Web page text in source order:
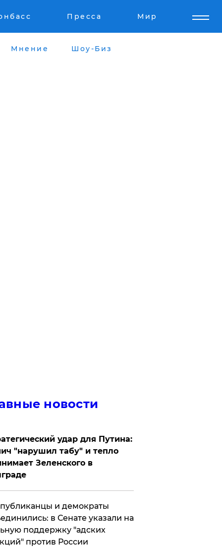
Пресса Мир
Мнение Шоу-Биз
новости
удар для Путина:
"нарушил табу" и тепло
Зеленского в
и демократы
в Сенате указали на
поддержку "адских
против России